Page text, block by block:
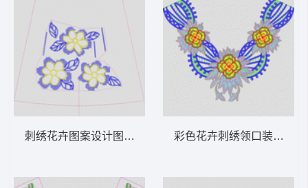
刺绣花卉图案设计图 十字绣花 彩色花卉刺绣领口装饰 水